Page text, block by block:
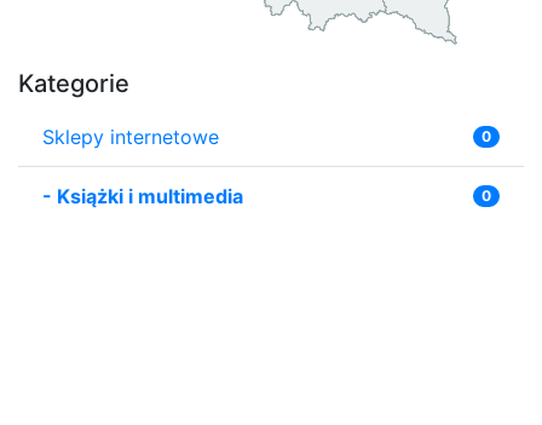
Kategorie
Sklepy internetowe 0
- Książki i multimedia 0